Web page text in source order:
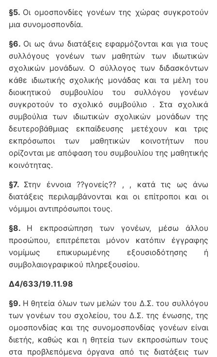
§5. Οι ομοσπονδίες γονέων της χώρας συγκροτούν
μια συνομοσπονδία.
§6. Οι ως άνω διατάξεις εφαρμόζονται και για τους
συλλόγους γονέων των μαθητών των ιδιωτικών
σχολικών μονάδων. Ο σύλλογος των διδασκόντων
κάθε ιδιωτικής σχολικής μονάδας και τα μέλη του
διοικητικού συμβουλίου του συλλόγου γονέων
συγκροτούν το σχολικό συμβούλιο . Στα σχολικά
συμβούλια των ιδιωτικών σχολικών μονάδων της
δευτεροβάθμιας εκπαίδευσης μετέχουν και τρις
εκπρόσωποι των μαθητικών κοινοτήτων που
ορίζονται με απόφαση του συμβουλίου της μαθητικής
κοινότητας.
§7. Στην έννοια ??γονείς?? , , κατά τις ως άνω
διατάξεις περιλαμβάνονται και οι επίτροποι και οι
νόμιμοι αντιπρόσωποι τους.
§8. Η εκπροσώπηση των γονέων, μέσω άλλου
προσώπου, επιτρέπεται μόνον κατόπιν έγγραφης
νομίμως επικυρωμένης εξουσιοδότησης ή
συμβολαιογραφικού πληρεξουσίου.
Δ4/633/19.11.98
§9. Η θητεία όλων των μελών του Δ.Σ. του συλλόγου
των γονέων του σχολείου, του Δ.Σ. της ένωσης, της
ομοσπονδίας και της συνομοσπονδίας γονέων είναι
διετής, καθώς και η θητεία των εκπροσώπων τους
στα προβλεπόμενα όργανα από τις διατάξεις των